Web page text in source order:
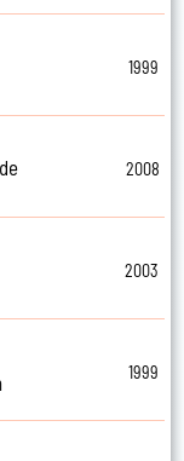
1999
2008
2003
1999